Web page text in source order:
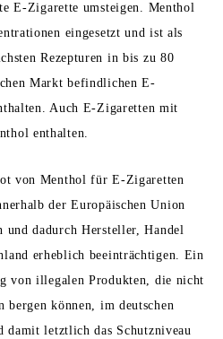
E-Zigarette umsteigen. Menthol
eingesetzt und ist als
Rezepturen in bis zu 80
Markt befindlichen E-
Auch E-Zigaretten mit
enthalten.
von Menthol für E-Zigaretten
der Europäischen Union
und dadurch Hersteller, Handel
erheblich beeinträchtigen. Ein
von illegalen Produkten, die nicht
bergen können, im deutschen
damit letztlich das Schutzniveau